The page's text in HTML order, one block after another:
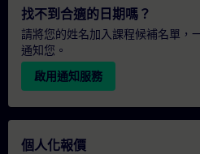
找不到合適的日期嗎？
請將您的姓名加入課程候補名單，
通知您。
啟用通知服務
個人化報價